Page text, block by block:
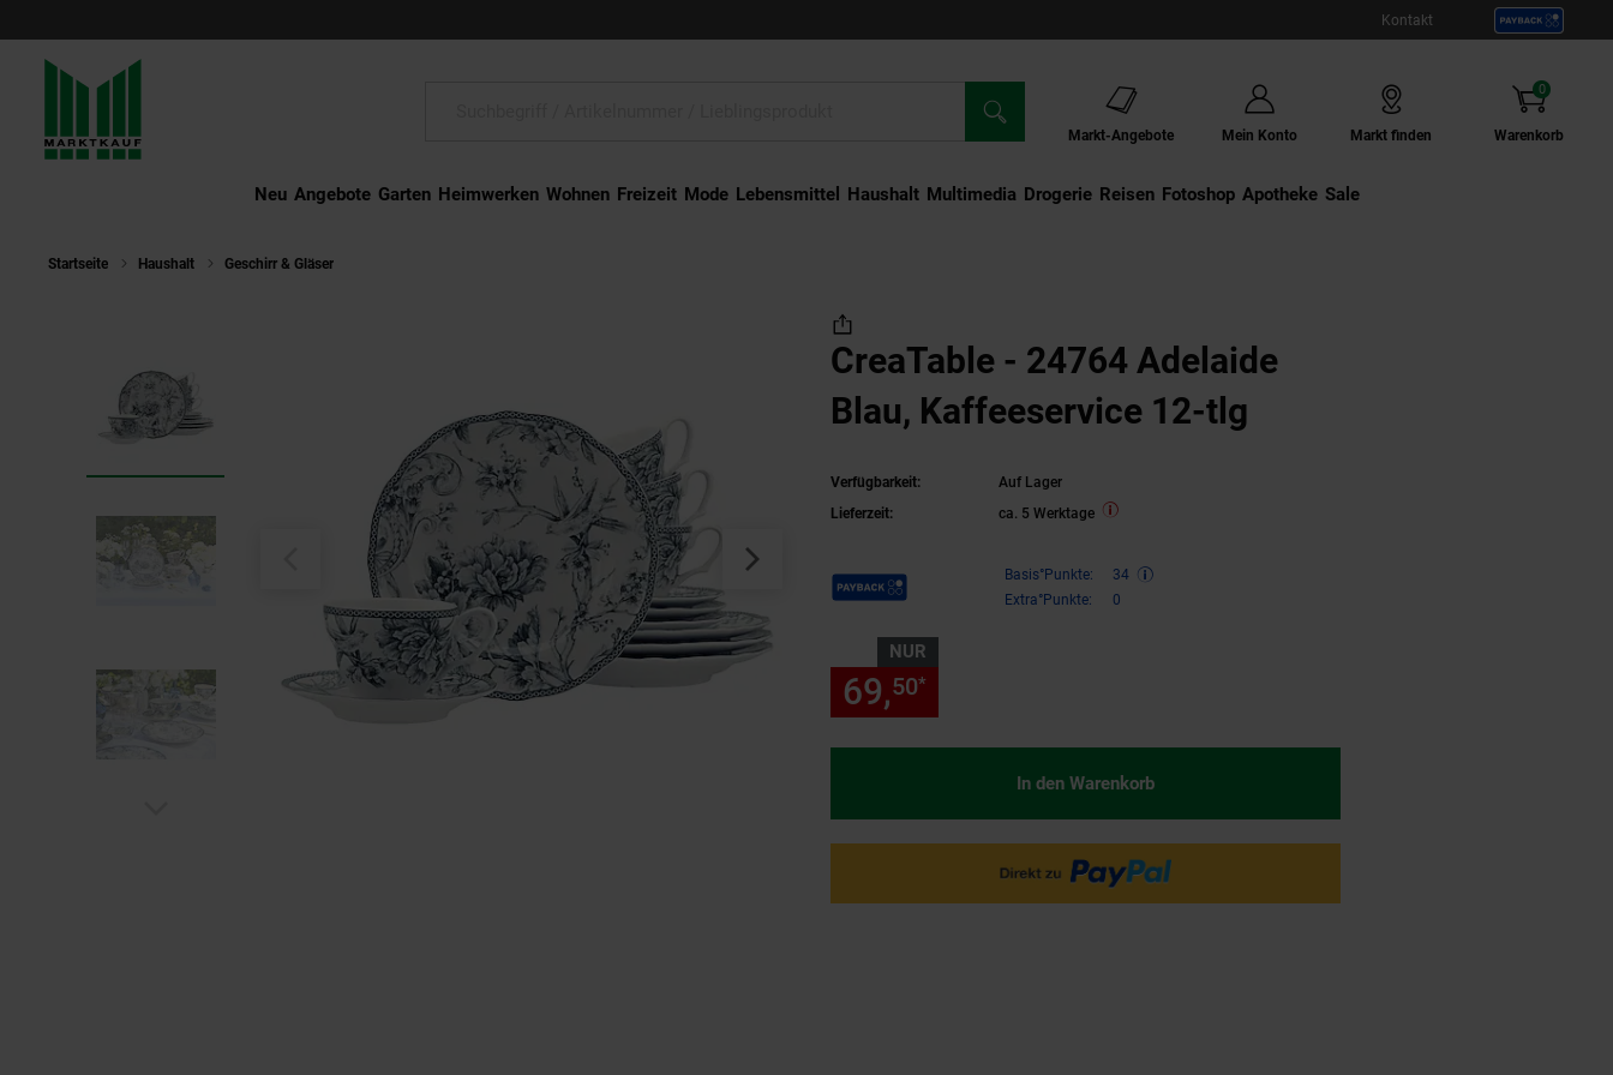
Kontakt
Markt-Angebote Mein Konto Markt finden Warenkorb
0
Artikel
Neu Angebote Garten Heimwerken Wohnen Freizeit Mode Lebensmittel Haushalt Multimedia Drogerie Externer Link:
Reisen Externer Link:
Fotoshop Externer Link:
Apotheke Sale
Startseite Haushalt Geschirr & Gläser
CreaTable - 24764 Adelaide
Blau, Kaffeeservice 12-tlg
Verfügbarkeit:
Auf Lager
Lieferzeit:
ca. 5 Werktage
Payback Punkte Basis°Punkte:
34
Extra°Punkte:
0
NUR
69,50*
In den Warenkorb